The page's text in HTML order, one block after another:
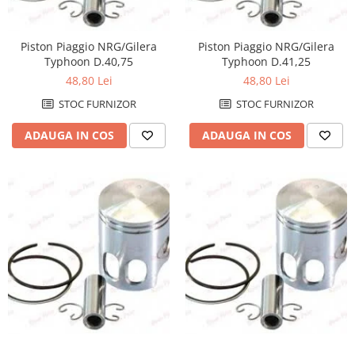
Protectii Maini
Protectii Picioare
Imbracaminte Casual
Cadou personalizat
Curele
Haine
Echipament Dama
Camasi dama
Geci dama
Incaltaminte dama
Manusi dama
Pantaloni dama
Piston Piaggio NRG/Gilera
Typhoon D.40,75
48,80 Lei
STOC FURNIZOR
ADAUGA IN COS
Piston Piaggio NRG/Gilera
Typhoon D.41,25
48,80 Lei
STOC FURNIZOR
ADAUGA IN COS